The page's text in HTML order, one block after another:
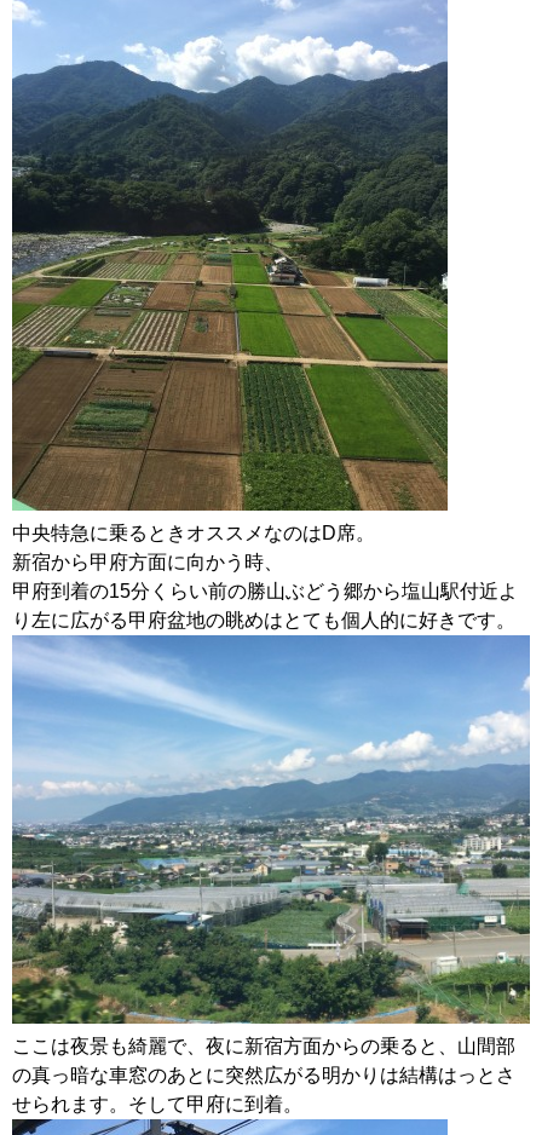
中央特急に乗るときオススメなのはD席。
新宿から甲府方面に向かう時、
甲府到着の15分くらい前の勝山ぶどう郷から塩山駅付近よ
り左に広がる甲府盆地の眺めはとても個人的に好きです。
ここは夜景も綺麗で、夜に新宿方面からの乗ると、山間部
の真っ暗な車窓のあとに突然広がる明かりは結構はっとさ
せられます。そして甲府に到着。